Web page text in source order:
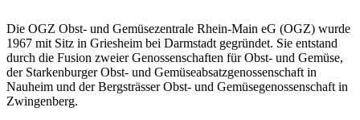
Die OGZ Obst- und Gemüsezentrale Rhein-Main eG (OGZ) wurde
1967 mit Sitz in Griesheim bei Darmstadt gegründet. Sie entstand
durch die Fusion zweier Genossenschaften für Obst- und Gemüse,
der Starkenburger Obst- und Gemüseabsatzgenossenschaft in
Nauheim und der Bergsträsser Obst- und Gemüsegenossenschaft in
Zwingenberg.